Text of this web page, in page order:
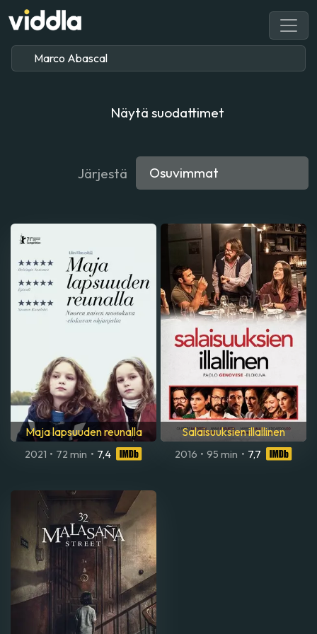
Näytä suodattimet
Järjestä
Maja lapsuuden reunalla
2021 • 72 min • 7,4
Salaisuuksien illallinen
2016 • 95 min • 7,7